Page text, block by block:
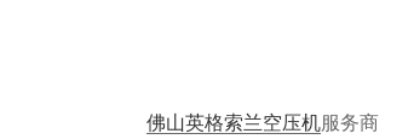
佛山英格索兰空压机服务商